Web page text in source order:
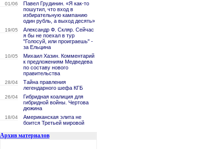
01/06
Павел Грудинин. «Я как-то
пошутил, что вход в
избирательную кампанию
один рубль, а выход десять»
19/05
Александр Ф. Скляр. Сейчас
я бы не поехал в тур
"Голосуй, или проиграешь" -
за Ельцина
10/05
Михаил Хазин. Комментарий
к предложениям Медведева
по составу нового
правительства
28/04
Тайна правления
легендарного шефа КГБ
26/04
Гибридная коалиция для
гибридной войны. Чертова
дюжина
18/04
Американская элита не
боится Третьей мировой
Архив материалов